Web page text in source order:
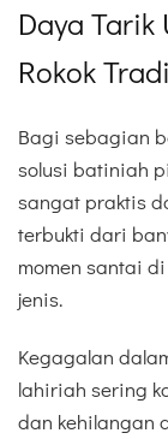
Daya
Rokok
Bagi sebagian
solusi batiniah
sangat praktis
terbukti dari
momen santai
jenis.
Kegagalan
lahiriah sering
dan kehilangan